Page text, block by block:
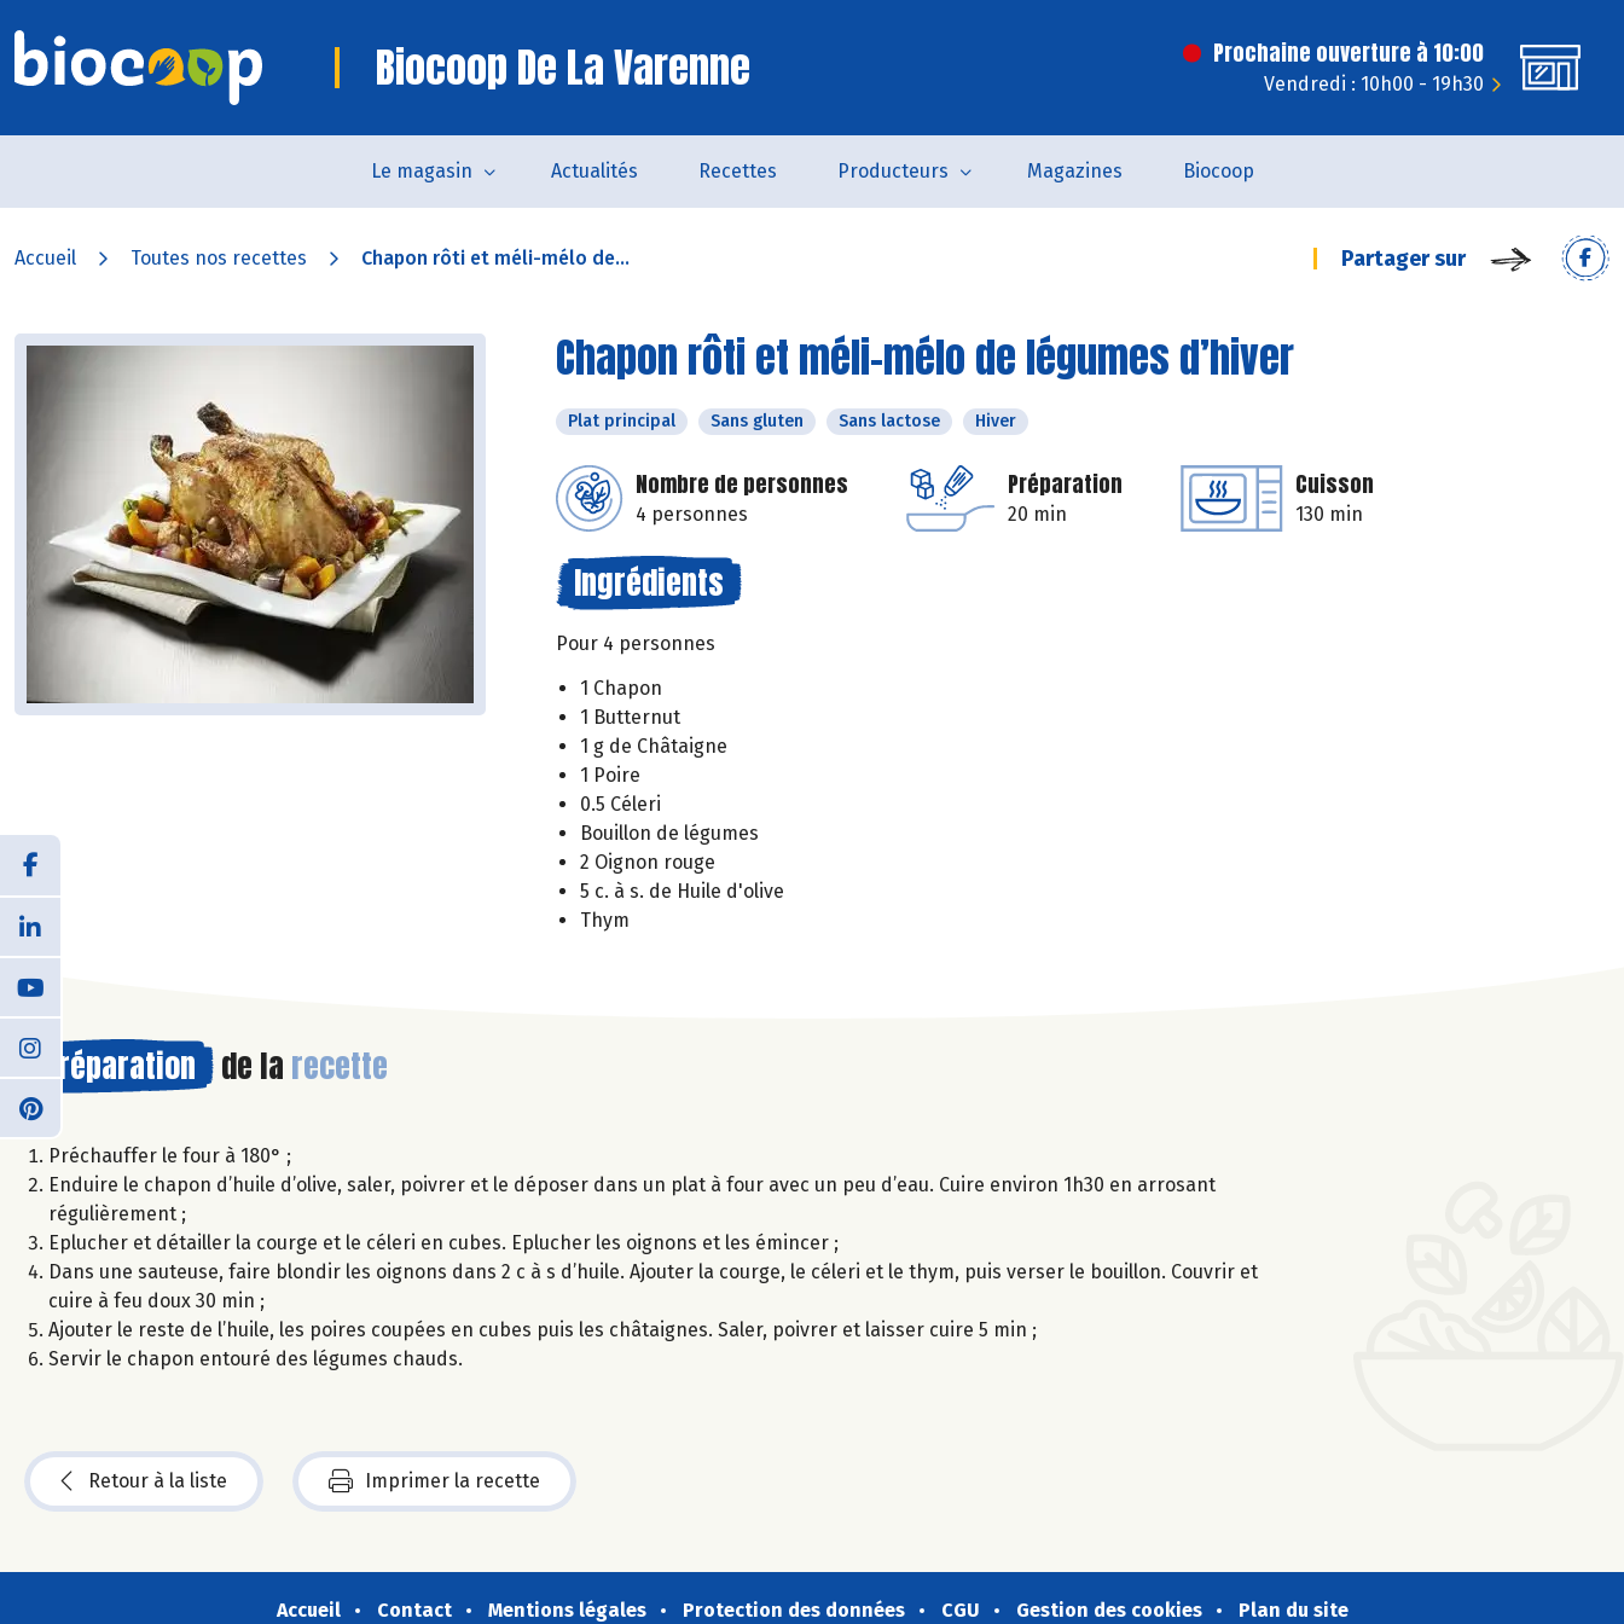
Biocoop De La Varenne Prochaine ouverture à 10:00
Vendredi : 10h00 - 19h30
Le magasin Actualités Recettes Producteurs Magazines Biocoop
Accueil Toutes nos recettes Chapon rôti et méli-mélo de... Partager sur
Chapon rôti et méli-mélo de légumes d’hiver
Plat principal Sans gluten Sans lactose Hiver
Nombre de personnes
4 personnes
Préparation
20 min
Cuisson
130 min
Ingrédients
Pour 4 personnes
1 Chapon
1 Butternut
1 g de Châtaigne
1 Poire
0.5 Céleri
Bouillon de légumes
2 Oignon rouge
5 c. à s. de Huile d'olive
Thym
Préparation de la recette
Préchauffer le four à 180° ;
Enduire le chapon d’huile d’olive, saler, poivrer et le déposer dans un plat à four avec un peu d’eau. Cuire environ 1h30 en arrosant
régulièrement ;
Eplucher et détailler la courge et le céleri en cubes. Eplucher les oignons et les émincer ;
Dans une sauteuse, faire blondir les oignons dans 2 c à s d’huile. Ajouter la courge, le céleri et le thym, puis verser le bouillon. Couvrir et
cuire à feu doux 30 min ;
Ajouter le reste de l’huile, les poires coupées en cubes puis les châtaignes. Saler, poivrer et laisser cuire 5 min ;
Servir le chapon entouré des légumes chauds.
Retour à la liste Imprimer la recette
Accueil Contact Mentions légales Protection des données CGU Gestion des cookies Plan du site